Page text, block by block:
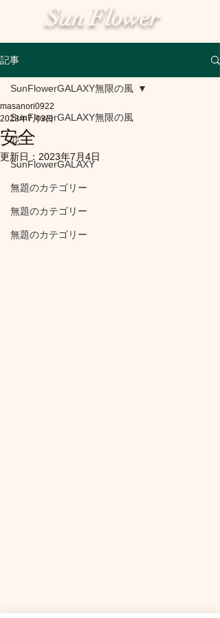
Sun Flower
記事
SunFlowerGALAXY無限の風
花
SunFlowerGALAXY
無題のカテゴリー
無題のカテゴリー
無題のカテゴリー
SunFlowerGALAXY無限の風
安全
masanori0922
2023年7月3日
更新日： 2023年7月4日